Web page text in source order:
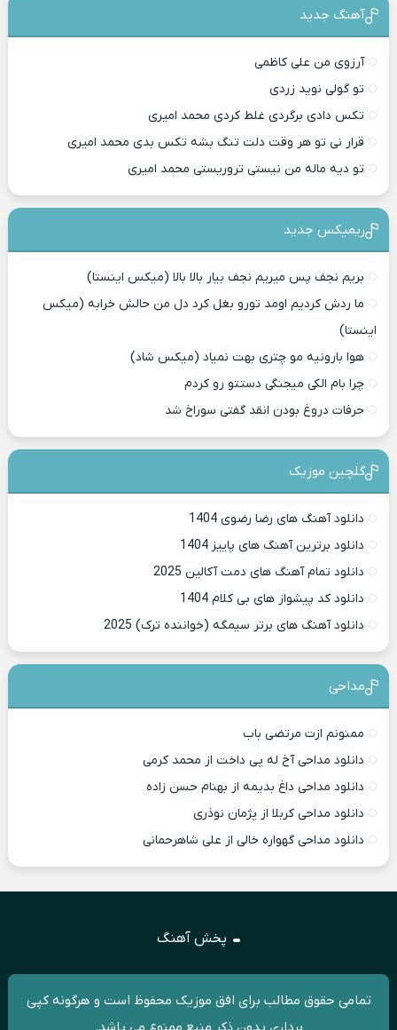
آهنگ جدید
آرزوی من علی کاظمی
تو گولی نوید زردی
تکس دادی برگردی غلط کردی محمد امیری
قرار نی تو هر وقت دلت تنگ بشه تکس بدی محمد امیری
تو دیه ماله من نیستی تروریستی محمد امیری
ریمیکس جدید
بریم نجف پس میریم نجف بیار بالا بالا (میکس اینستا)
ما ردش کردیم اومد تورو بغل کرد دل من حالش خرابه (میکس
اینستا)
هوا بارونیه مو چتری بهت نمیاد (میکس شاد)
چرا بام الکی میجنگی دستتو رو کردم
حرفات دروغ بودن انقد گفتی سوراخ شد
گلچین موزیک
دانلود آهنگ های رضا رضوی 1404
دانلود برترین آهنگ های پاییز 1404
دانلود تمام آهنگ های دمت آکالین 2025
دانلود کد پیشواز های بی کلام 1404
دانلود آهنگ های برتر سیمگه (خواننده ترک) 2025
مداحی
ممنونم ازت مرتضی باب
دانلود مداحی آخ له پی داخت از محمد کرمی
دانلود مداحی داغ بدیمه از بهنام حسن زاده
دانلود مداحی کربلا از پژمان نوذری
دانلود مداحی گهواره خالی از علی شاهرحمانی
پخش آهنگ
تمامی حقوق مطالب برای افق موزیک محفوظ است و هرگونه کپی